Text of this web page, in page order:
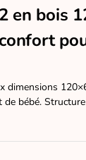
en bois
dimensions
bébé.